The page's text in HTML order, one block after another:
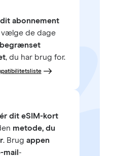
abonnement
vælge de dage
, du har brug for.
dit eSIM-kort
metode, du
. Brug appen
mail -